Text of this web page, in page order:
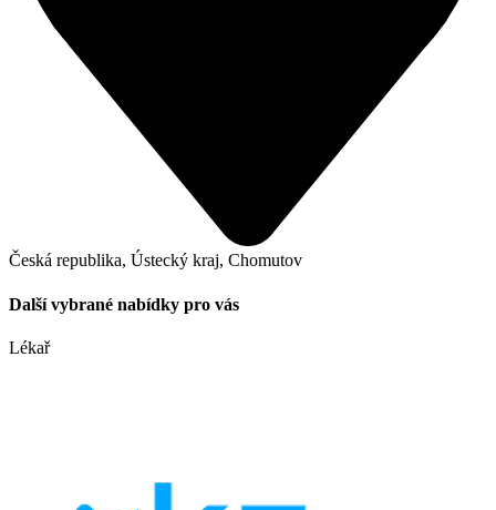
Česká republika, Ústecký kraj, Chomutov
Další vybrané nabídky pro vás
Lékař